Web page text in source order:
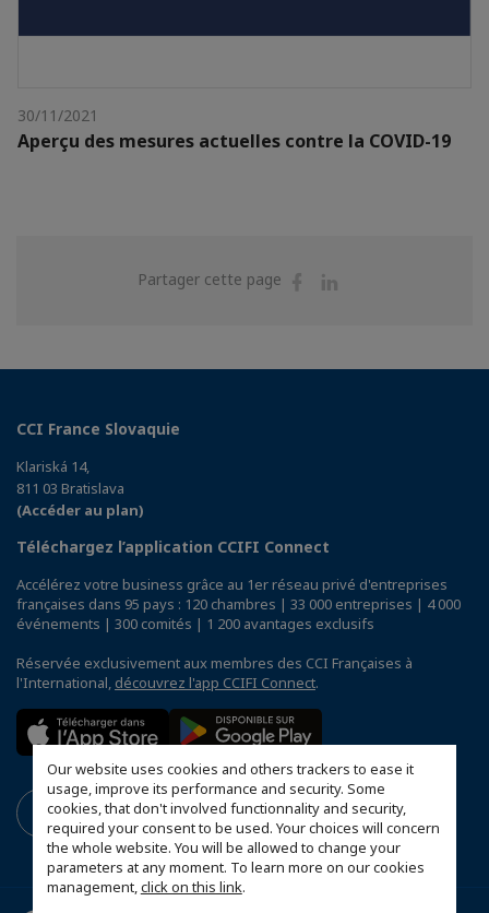
Our website uses cookies and others trackers to ease it
usage, improve its performance and security. Some
cookies, that don't involved functionnality and security,
required your consent to be used. Your choices will concern
the whole website. You will be allowed to change your
parameters at any moment. To learn more on our cookies
management,click on this link.
30/11/2021
Aperçu des mesures actuelles contre la COVID-19
Partager cette page
Partager
CCI France Slovaquie
Klariská 14,
811 03 Bratislava
(Accéder au plan)
Téléchargez l’application CCIFI Connect
Accélérez votre business grâce au 1er réseau privé d'entreprises
françaises dans 95 pays : 120 chambres | 33 000 entreprises | 4 000
événements | 300 comités | 1 200 avantages exclusifs
Réservée exclusivement aux membres des CCI Françaises à
l'International, découvrez l'app CCIFI Connect.